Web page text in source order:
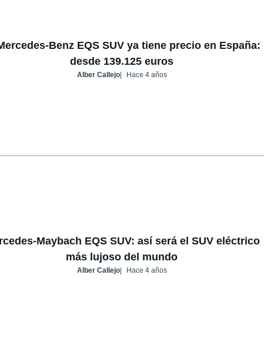
Benz EQS SUV ya tiene precio en España:
desde 139.125 euros
Alber Callejo Hace 4 años
Maybach EQS SUV: así será el SUV eléctrico
más lujoso del mundo
Alber Callejo Hace 4 años